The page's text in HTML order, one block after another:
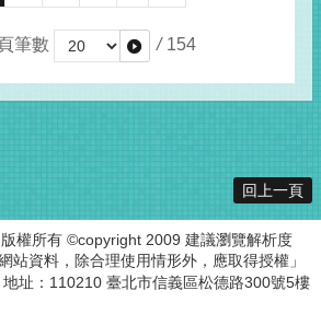
筆數 / 154
回上一頁
權所有 ©copyright 2009 建議瀏覽解析度
站資料，除合理使用情形外，應取得授權」
址：110210 臺北市信義區松德路300號5樓